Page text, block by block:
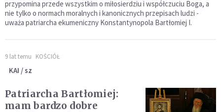
przypomina przede wszystkim o miłosierdziu i współczuciu Boga, a
nie tylko o normach moralnych i kanonicznych przepisach ludzi -
uważa patriarcha ekumeniczny Konstantynopola Bartłomiej I.
9 lat temu KOŚCIÓŁ
KAI / sz
Patriarcha Bartłomiej:
mam bardzo dobre